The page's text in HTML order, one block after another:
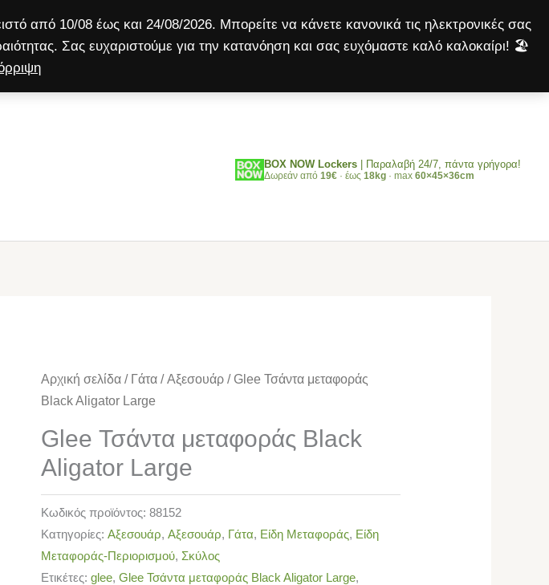
από 10/08 έως και 24/08/2026. Μπορείτε να κάνετε κανονικά τις ηλεκτρονικές σας
Σας ευχαριστούμε για την κατανόηση και σας ευχόμαστε καλό καλοκαίρι! 🏖️
ζώο
BOX NOW Lockers | Παραλαβή 24/7, πάντα γρήγορα!
Δωρεάν από 19€ · έως 18kg · max 60×45×36cm
Αρχική σελίδα/ Γάτα/Αξεσουάρ/ Glee Τσάντα μεταφοράς
Black Aligator Large
Glee Τσάντα μεταφοράς Black
Aligator Large
Κωδικός προϊόντος: 88152
Κατηγορίες: Αξεσουάρ, Αξεσουάρ, Γάτα, Είδη Μεταφοράς, Είδη
Μεταφοράς-Περιορισμού, Σκύλος
Ετικέτες: glee, Glee Τσάντα μεταφοράς Black Aligator Large,
Glee
Τσάντα
Black
Aligator
ποσότητα
Black
Aligator